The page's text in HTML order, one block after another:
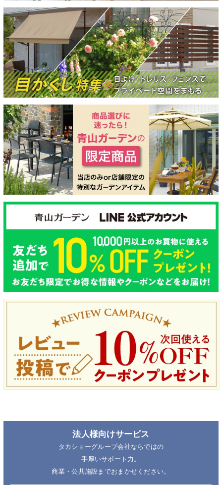
法人様向けサービス
タカショーグループ会社ならではの
手厚いサポート力。
商業・公共施設までおまかせください。